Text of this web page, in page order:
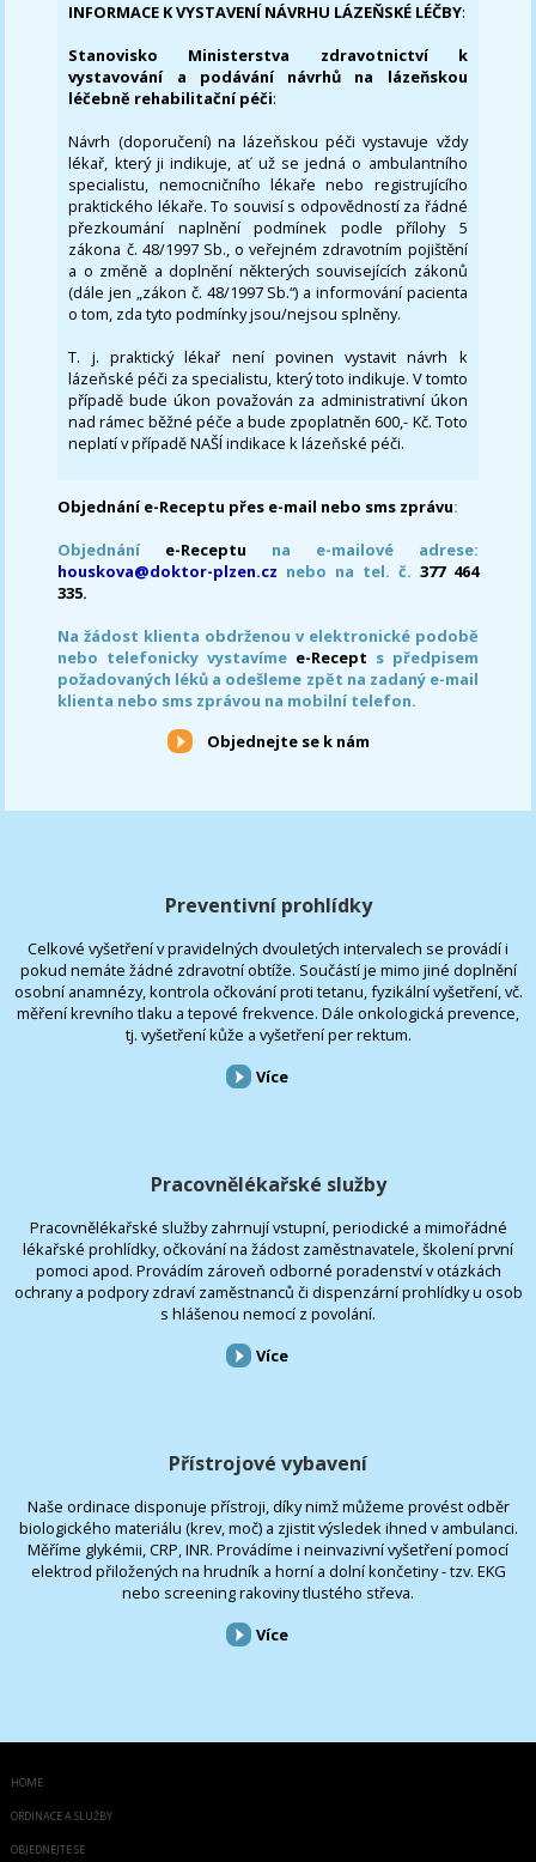
INFORMACE K VYSTAVENÍ NÁVRHU LÁZEŇSKÉ LÉČBY:
Stanovisko Ministerstva zdravotnictví k
vystavování a podávání návrhů na lázeňskou
léčebně rehabilitační péči:
Návrh (doporučení) na lázeňskou péči vystavuje vždy
lékař, který ji indikuje, ať už se jedná o ambulantního
specialistu, nemocničního lékaře nebo registrujícího
praktického lékaře. To souvisí s odpovědností za řádné
přezkoumání naplnění podmínek podle přílohy 5
zákona č. 48/1997 Sb., o veřejném zdravotním pojištění
a o změně a doplnění některých souvisejících zákonů
(dále jen „zákon č. 48/1997 Sb.“) a informování pacienta
o tom, zda tyto podmínky jsou/nejsou splněny.
T. j. praktický lékař není povinen vystavit návrh k
lázeňské péči za specialistu, který toto indikuje. V tomto
případě bude úkon považován za administrativní úkon
nad rámec běžné péče a bude zpoplatněn 600,- Kč. Toto
neplatí v případě NAŠÍ indikace k lázeňské péči.
Objednání e-Receptu přes e-mail nebo sms zprávu:
Objednání e-Receptu na e-mailové adrese:
houskova@doktor-plzen.cz nebo na tel. č. 377 464
335.
Na žádost klienta obdrženou v elektronické podobě
nebo telefonicky vystavíme e-Recept s předpisem
požadovaných léků a odešleme zpět na zadaný e-mail
klienta nebo sms zprávou na mobilní telefon.
Objednejte se k nám
Preventivní prohlídky
Celkové vyšetření v pravidelných dvouletých intervalech se provádí i
pokud nemáte žádné zdravotní obtíže. Součástí je mimo jiné doplnění
osobní anamnézy, kontrola očkování proti tetanu, fyzikální vyšetření, vč.
měření krevního tlaku a tepové frekvence. Dále onkologická prevence,
tj. vyšetření kůže a vyšetření per rektum.
Více
Pracovnělékařské služby
Pracovnělékařské služby zahrnují vstupní, periodické a mimořádné
lékařské prohlídky, očkování na žádost zaměstnavatele, školení první
pomoci apod. Provádím zároveň odborné poradenství v otázkách
ochrany a podpory zdraví zaměstnanců či dispenzární prohlídky u osob
s hlášenou nemocí z povolání.
Více
Přístrojové vybavení
Naše ordinace disponuje přístroji, díky nimž můžeme provést odběr
biologického materiálu (krev, moč) a zjistit výsledek ihned v ambulanci.
Měříme glykémii, CRP, INR. Provádíme i neinvazivní vyšetření pomocí
elektrod přiložených na hrudník a horní a dolní končetiny - tzv. EKG
nebo screening rakoviny tlustého střeva.
Více
HOME
ORDINACE A SLUŽBY
OBJEDNEJTE SE